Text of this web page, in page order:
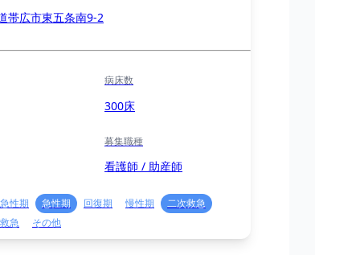
帯広市東五条南9-2
病床数
300床
募集職種
看護師 / 助産師
性期 急性期 回復期 慢性期
二次救急
急
その他